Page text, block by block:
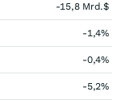
-15,8 Mrd.$
-1,4%
-0,4%
-5,2%